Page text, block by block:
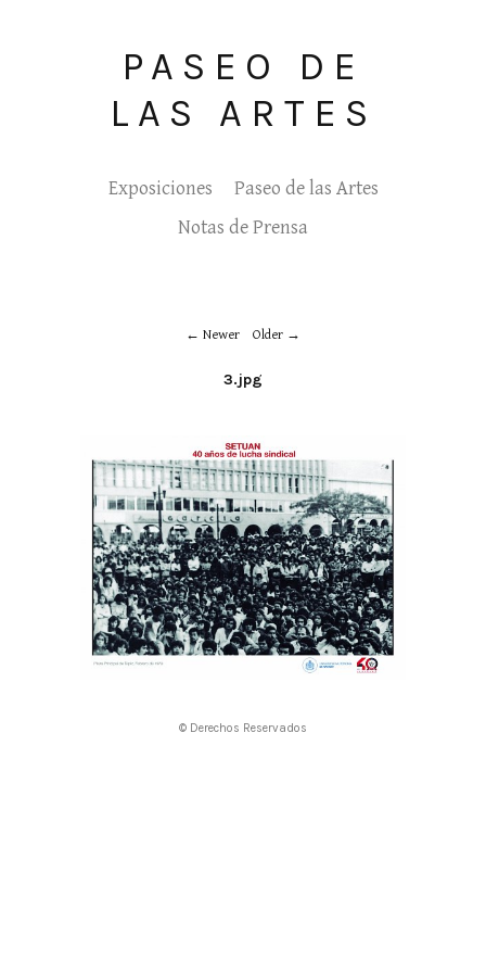
PASEO DE
LAS ARTES
Exposiciones
Paseo de las Artes
Notas de Prensa
Newer Older
3.jpg
© Derechos Reservados